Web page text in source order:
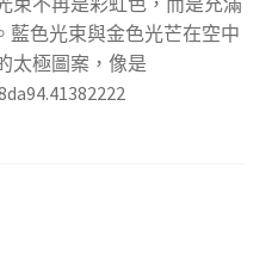
藍色光束與金色光芒在空中
太極圖案，像是